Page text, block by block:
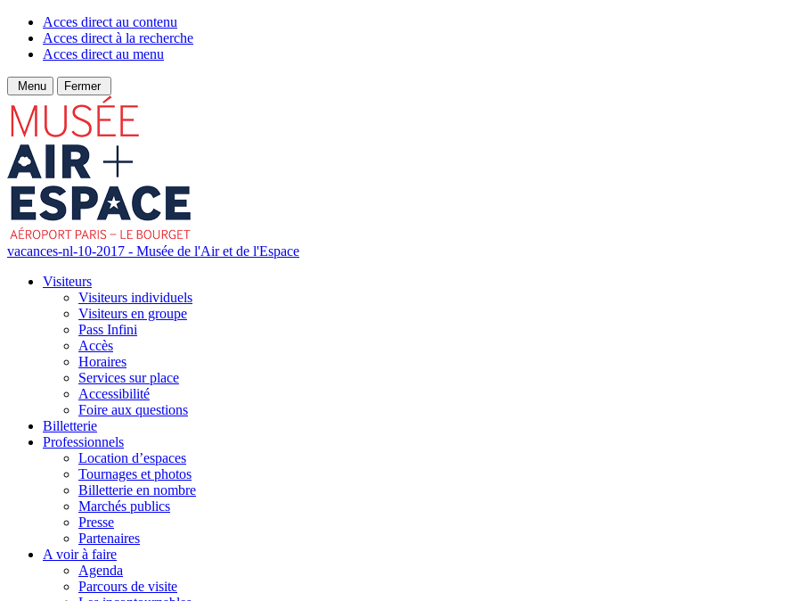
Acces direct au contenu
Acces direct à la recherche
Acces direct au menu
Menu Fermer
vacances-nl-10-2017 - Musée de l'Air et de l'Espace
Visiteurs
Visiteurs individuels
Visiteurs en groupe
Pass Infini
Accès
Horaires
Services sur place
Accessibilité
Foire aux questions
Billetterie
Professionnels
Location d’espaces
Tournages et photos
Billetterie en nombre
Marchés publics
Presse
Partenaires
A voir à faire
Agenda
Parcours de visite